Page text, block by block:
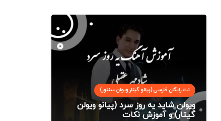
نت رایگان فارسی (پیانو گیتار ویولن سنتور)
ویولن شاید یه روز سرد (پیانو ویولن
گیتار) و آموزش نکات